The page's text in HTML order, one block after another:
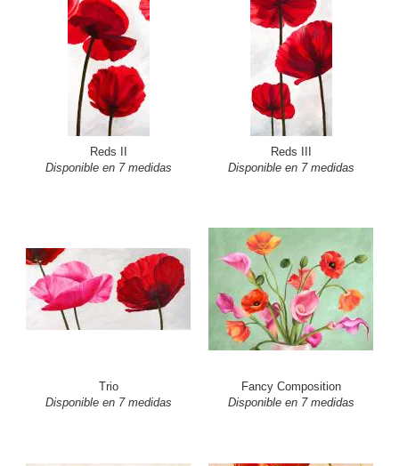
Reds II
Disponible en 7 medidas
Reds III
Disponible en 7 medidas
Trio
Disponible en 7 medidas
Fancy Composition
Disponible en 7 medidas